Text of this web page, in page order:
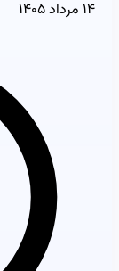
۱۴ مرداد ۱۴۰۵